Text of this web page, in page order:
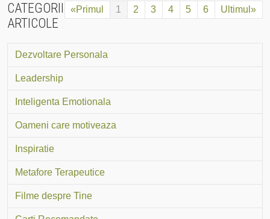
«Primul 1 2 3 4 5 6 Ultimul»
CATEGORII
ARTICOLE
Dezvoltare Personala
Leadership
Inteligenta Emotionala
Oameni care motiveaza
Inspiratie
Metafore Terapeutice
Filme despre Tine